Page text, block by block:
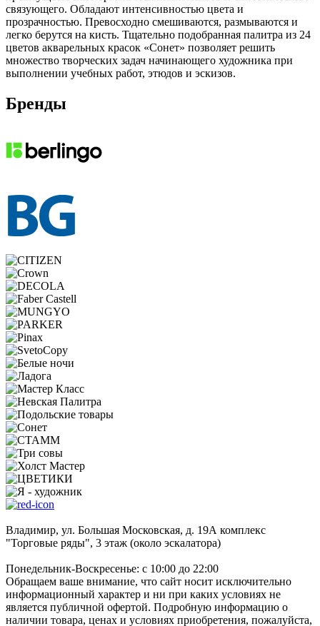
связующего. Обладают интенсивностью цвета и
прозрачностью. Превосходно смешиваются, размываются и
легко берутся на кисть. Тщательно подобранная палитра из 24
цветов акварельных красок «Сонет» позволяет решить
множество творческих задач начинающего художника при
выполнении учебных работ, этюдов и эскизов.
Бренды
Владимир, ул. Большая Московская, д. 19А комплекс
"Торговые ряды", 3 этаж (около эскалатора)
Понедельник-Воскресенье: с 10:00 до 22:00
Обращаем ваше внимание, что сайт носит исключительно
информационный характер и ни при каких условиях не
является публичной офертой. Подробную информацию о
наличии товара, ценах и условиях приобретения, пожалуйста,